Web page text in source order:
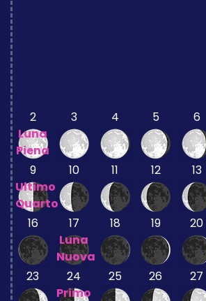
2
Luna
Piena
3 4 5 6
9
Ultimo
Quarto
10 11 12 13
16
17
Luna
Nuova
18 19 20
23
24
Primo
25 26 27